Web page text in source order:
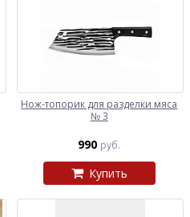
Нож-топорик для разделки мяса
№ 3
990 руб.
Купить